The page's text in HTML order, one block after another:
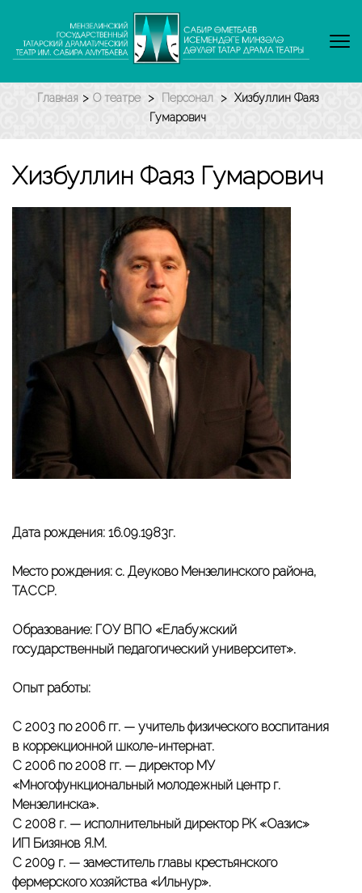
содержимому
Enter)
Главная > О театре > Персонал > Хизбуллин Фаяз
Гумарович
Хизбуллин Фаяз Гумарович
Дата рождения: 16.09.1983г.
Место рождения: с. Деуково Мензелинского района,
ТАССР.
Образование: ГОУ ВПО «Елабужский
государственный педагогический университет».
Опыт работы:
С 2003 по 2006 гг. — учитель физического воспитания
в коррекционной школе-интернат.
С 2006 по 2008 гг. — директор МУ
«Многофункциональный молодежный центр г.
Мензелинска».
С 2008 г. — исполнительный директор РК «Оазис»
ИП Бизянов Я.М.
С 2009 г. — заместитель главы крестьянского
фермерского хозяйства «Ильнур».